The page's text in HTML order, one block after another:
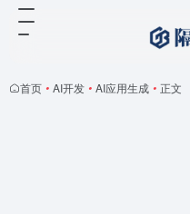
首页 • AI开发 • AI应用生成 • 正文